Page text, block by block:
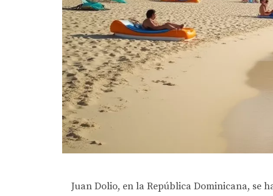
Juan Dolio, en la República Dominicana, se